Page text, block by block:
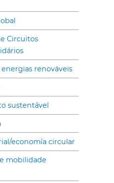
Circuitos
renováveis
sustentável
economía circular
mobilidade